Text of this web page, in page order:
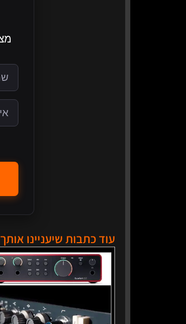
עוד כתבות שיעניינו אותך